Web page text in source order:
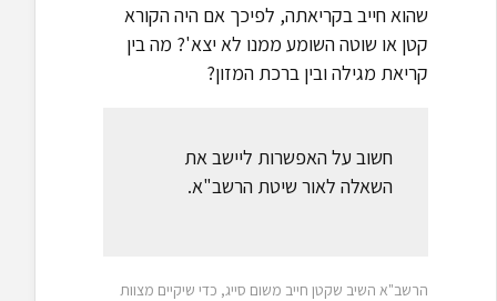
שהוא חייב בקריאתה, לפיכך אם היה הקורא
קטן או שוטה השומע ממנו לא יצא'? מה בין
קריאת מגילה ובין ברכת המזון?
חשוב על האפשרות ליישב את
השאלה לאור שיטת הרשב"א.
הרשב"א השיב שקטן חייב משום סייג, כדי שיקיים מצוות